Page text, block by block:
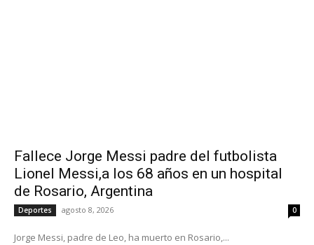
Fallece Jorge Messi padre del futbolista
Lionel Messi,a los 68 años en un hospital
de Rosario, Argentina
Deportes agosto 8, 2026 0
Jorge Messi, padre de Leo, ha muerto en Rosario,...